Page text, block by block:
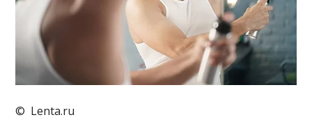
© Lenta.ru